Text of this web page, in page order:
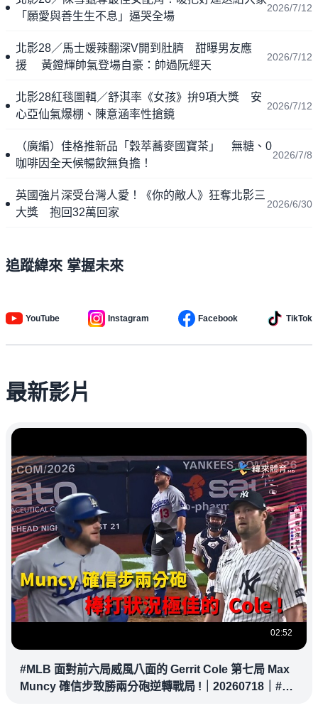
「願愛與善生生不息」逼哭全場
2026/7/12
北影28／馬士媛辣翻深V開到肚臍 甜曝男友應
援 黃鐙輝帥氣登場自豪：帥過阮經天
2026/7/12
北影28紅毯圖輯／舒淇率《女孩》拚9項大獎 安
心亞仙氣爆棚、陳意涵率性搶鏡
2026/7/12
（廣編）佳格推新品「穀萃蕎麥國寶茶」 無糖、0
咖啡因全天候暢飲無負擔！
2026/7/8
英國強片深受台灣人愛！《你的敵人》狂奪北影三
大獎 抱回32萬回家
2026/6/30
追蹤緯來 掌握未來
YouTube Instagram Facebook TikTok
最新影片
02:52
#MLB 面對前六局威風八面的 Gerrit Cole 第七局 Max
Muncy 確信步致勝兩分砲逆轉戰局 !｜20260718｜#洛